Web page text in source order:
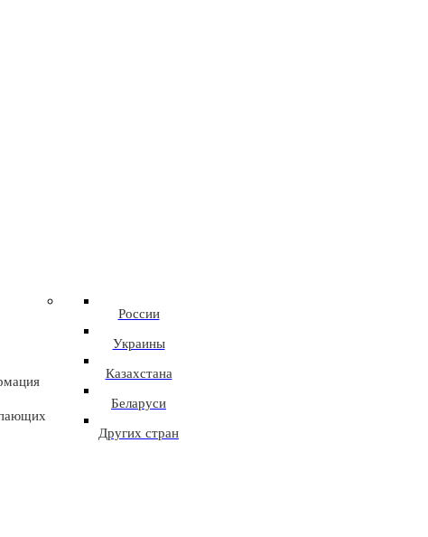
России
Украины
Казахстана
Беларуси
Других стран